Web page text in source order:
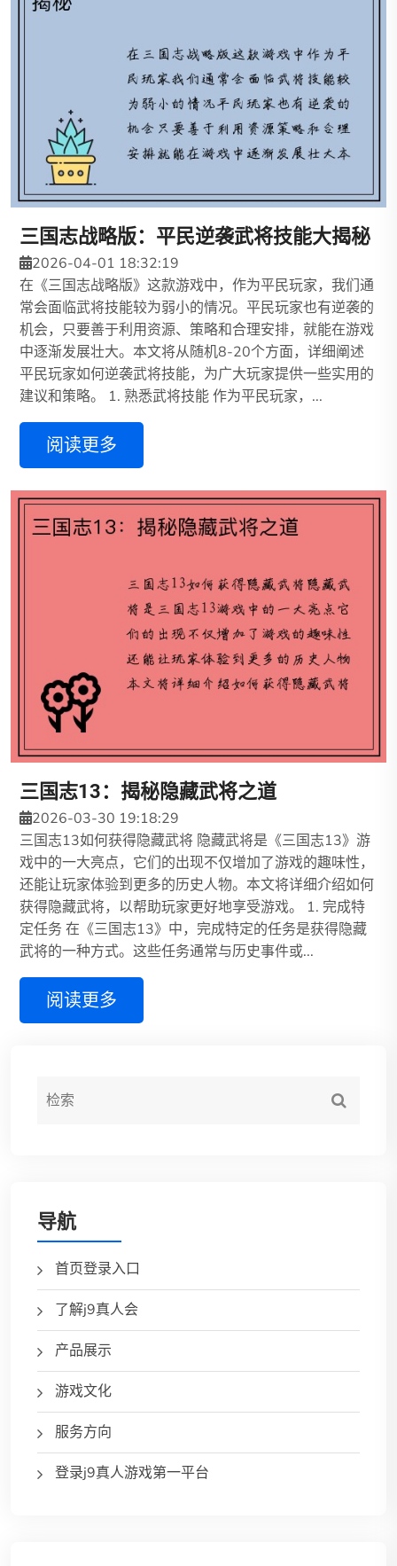
三国志战略版：平民逆袭武将技能大揭秘
2026-04-01 18:32:19
在《三国志战略版》这款游戏中，作为平民玩家，我们通
常会面临武将技能较为弱小的情况。平民玩家也有逆袭的
机会，只要善于利用资源、策略和合理安排，就能在游戏
中逐渐发展壮大。本文将从随机8-20个方面，详细阐述
平民玩家如何逆袭武将技能，为广大玩家提供一些实用的
建议和策略。 1. 熟悉武将技能 作为平民玩家，...
阅读更多
三国志13：揭秘隐藏武将之道
2026-03-30 19:18:29
三国志13如何获得隐藏武将 隐藏武将是《三国志13》游
戏中的一大亮点，它们的出现不仅增加了游戏的趣味性，
还能让玩家体验到更多的历史人物。本文将详细介绍如何
获得隐藏武将，以帮助玩家更好地享受游戏。 1. 完成特
定任务 在《三国志13》中，完成特定的任务是获得隐藏
武将的一种方式。这些任务通常与历史事件或...
阅读更多
导航
首页登录入口
了解j9真人会
产品展示
游戏文化
服务方向
登录j9真人游戏第一平台